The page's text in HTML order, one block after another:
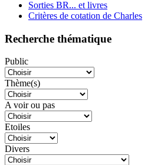
Sorties BR... et livres
Critères de cotation de Charles
Recherche thématique
Public
Thème(s)
A voir ou pas
Etoiles
Divers